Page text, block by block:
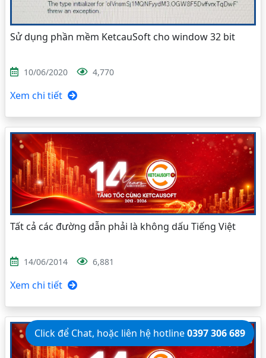
Sử dụng phần mềm KetcauSoft cho window 32 bit
10/06/2020 4,770
Xem chi tiết
Tất cả các đường dẫn phải là không dấu Tiếng Việt
14/06/2014 6,881
Xem chi tiết
Click để Chat, hoặc liên hệ hotline0397 306 689